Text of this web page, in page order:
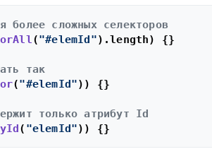
более сложных селекторов
("#elemId").length) {}
так
("#elemId")) {}
только атрибут Id
( "elemId"